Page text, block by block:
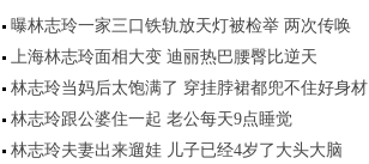
曝林志玲一家三口铁轨放天灯被检举 两次传唤
上海林志玲面相大变 迪丽热巴腰臀比逆天
林志玲当妈后太饱满了 穿挂脖裙都兜不住好身材
林志玲跟公婆住一起 老公每天9点睡觉
林志玲夫妻出来遛娃 儿子已经4岁了大头大脑